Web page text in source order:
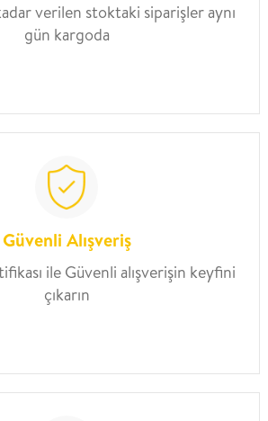
verilen stoktaki siparişler aynı
gün kargoda
Güvenli Alışveriş
ile Güvenli alışverişin keyfini
çıkarın